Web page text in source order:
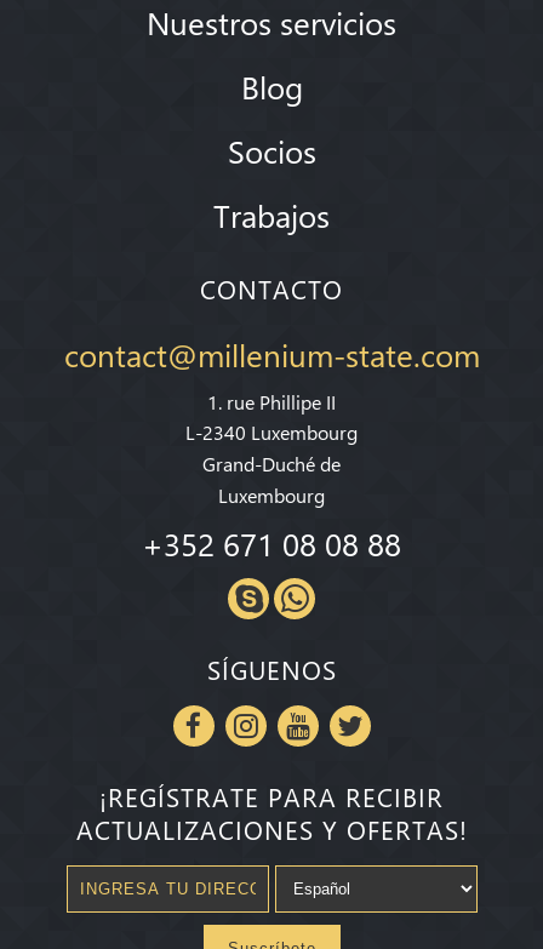
Nuestros servicios
Blog
Socios
Trabajos
CONTACTO
contact@millenium-state.com
1. rue Phillipe II
L-2340 Luxembourg
Grand-Duché de
Luxembourg
+352 671 08 08 88
SÍGUENOS
¡REGÍSTRATE PARA RECIBIR
ACTUALIZACIONES Y OFERTAS!